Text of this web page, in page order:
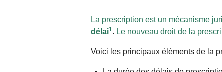
La prescription est un mécanisme
délai1. Le nouveau droit de la
Voici les principaux éléments de la